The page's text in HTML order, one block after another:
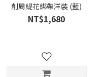
削肩緹花綁帶洋裝 (藍)
NT$1,680